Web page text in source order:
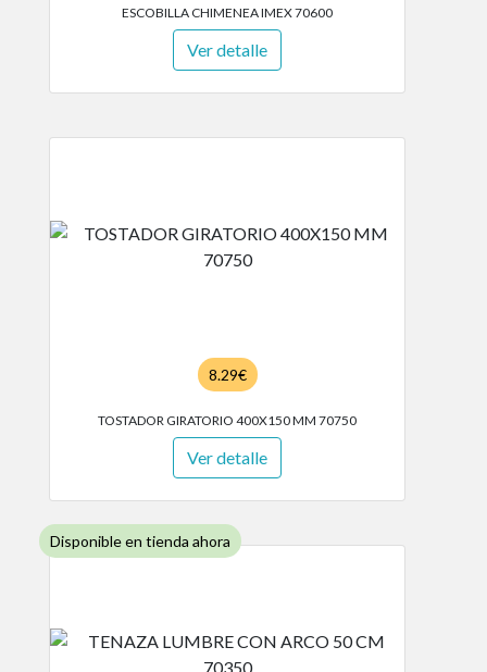
ESCOBILLA CHIMENEA IMEX 70600
Ver detalle
8.29€
TOSTADOR GIRATORIO 400X150 MM 70750
Ver detalle
Disponible en tienda ahora